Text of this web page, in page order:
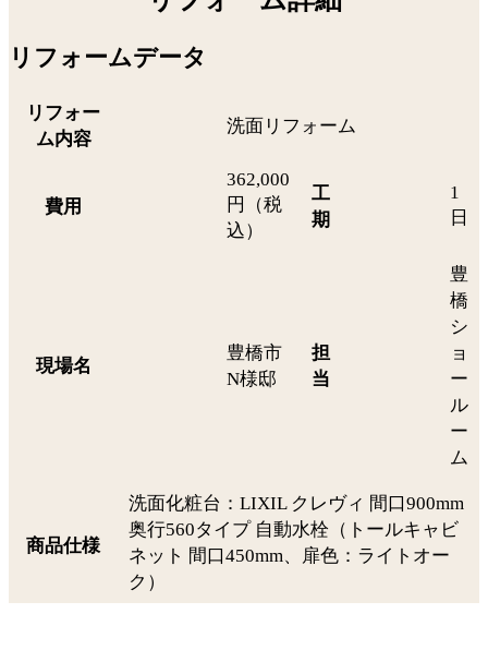
リフォームデータ
リフォー
ム内容
洗面リフォーム
費用
362,000
円（税
込）
工
期
1
日
現場名
豊橋市
N様邸
担
当
豊
橋
シ
ョ
ー
ル
ー
ム
商品仕様
洗面化粧台：LIXIL クレヴィ 間口900mm
奥行560タイプ 自動水栓（トールキャビ
ネット 間口450mm、扉色：ライトオー
ク）